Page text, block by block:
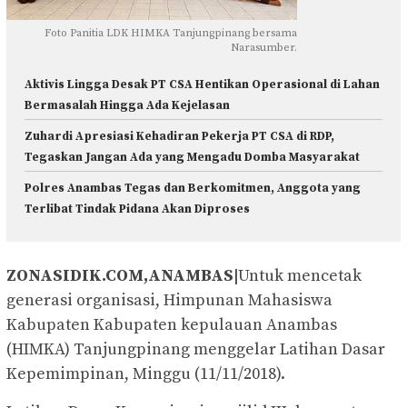
Foto Panitia LDK HIMKA Tanjungpinang bersama
Narasumber.
Aktivis Lingga Desak PT CSA Hentikan Operasional di Lahan
Bermasalah Hingga Ada Kejelasan
Zuhardi Apresiasi Kehadiran Pekerja PT CSA di RDP,
Tegaskan Jangan Ada yang Mengadu Domba Masyarakat
Polres Anambas Tegas dan Berkomitmen, Anggota yang
Terlibat Tindak Pidana Akan Diproses
ZONASIDIK.COM,ANAMBAS|Untuk mencetak
generasi organisasi, Himpunan Mahasiswa
Kabupaten Kabupaten kepulauan Anambas
(HIMKA) Tanjungpinang menggelar Latihan Dasar
Kepemimpinan, Minggu (11/11/2018).